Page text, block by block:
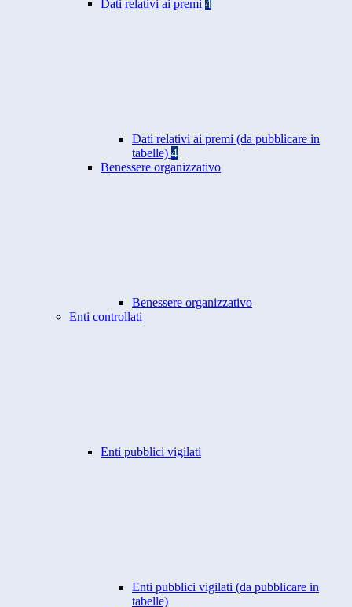
Dati relativi ai premi 4
Dati relativi ai premi (da pubblicare in
tabelle) 4
Benessere organizzativo
Benessere organizzativo
Enti controllati
Enti pubblici vigilati
Enti pubblici vigilati (da pubblicare in
tabelle)